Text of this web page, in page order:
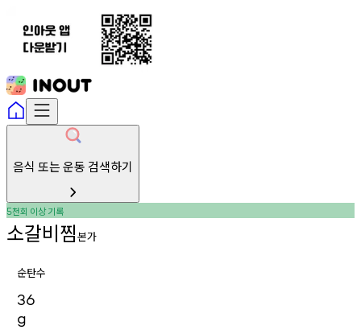
음식 또는 운동 검색하기
5천회 이상기록
소갈비찜본가
순탄수
36
g